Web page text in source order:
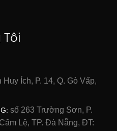
Huy Ích, P. 14, Q. Gò Vấp,
số 263 Trường Sơn, P.
Lệ, TP. Đà Nẵng, ĐT: